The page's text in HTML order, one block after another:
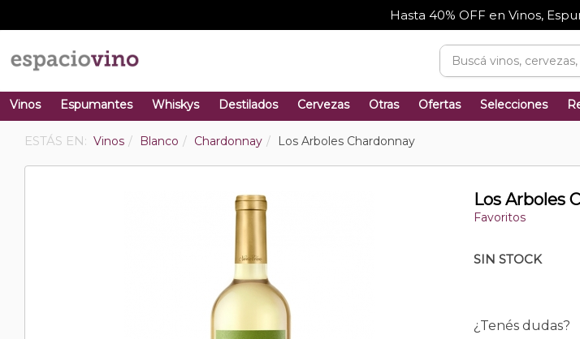
Hasta 40% OFF en Vinos,
Vinos Espumantes Whiskys Destilados Cervezas Otras Ofertas Selecciones
ESTÁS EN: Vinos Blanco Chardonnay Los Arboles Chardonnay
Los Arboles
Favoritos
SIN STOCK
¿Tenés dudas?